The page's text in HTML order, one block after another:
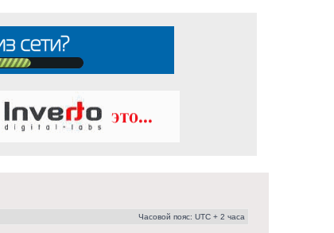
Часовой пояс: UTC + 2 часа